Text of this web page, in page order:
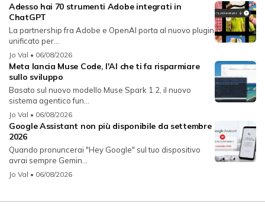
Adesso hai 70 strumenti Adobe integrati in
ChatGPT
La partnership fra Adobe e OpenAI porta al nuovo plugin
unificato per...
Jo Val • 06/08/2026
Meta lancia Muse Code, l'AI che ti fa risparmiare
sullo sviluppo
Basato sul nuovo modello Muse Spark 1.2, il nuovo
sistema agentico fun...
Jo Val • 06/08/2026
Google Assistant non più disponibile da settembre
2026
Quando pronuncerai "Hey Google" sul tuo dispositivo
avrai sempre Gemin...
Jo Val • 06/08/2026